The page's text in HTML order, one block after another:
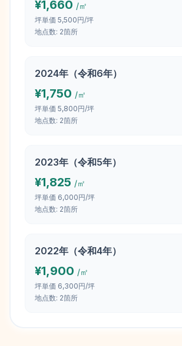
¥1,660 /㎡
坪単価 5,500円/坪
地点数: 2箇所
2024年（令和6年）
¥1,750 /㎡
坪単価 5,800円/坪
地点数: 2箇所
2023年（令和5年）
¥1,825 /㎡
坪単価 6,000円/坪
地点数: 2箇所
2022年（令和4年）
¥1,900 /㎡
坪単価 6,300円/坪
地点数: 2箇所